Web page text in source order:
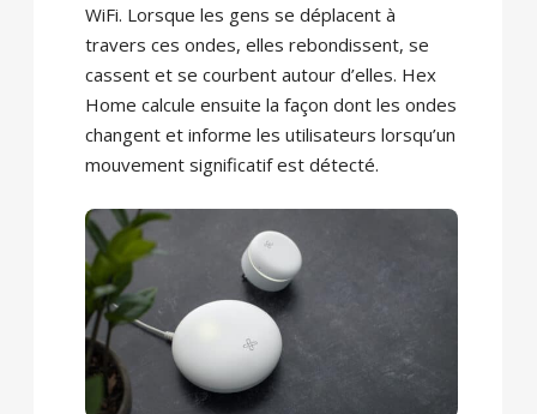
WiFi. Lorsque les gens se déplacent à
travers ces ondes, elles rebondissent, se
cassent et se courbent autour d’elles. Hex
Home calcule ensuite la façon dont les ondes
changent et informe les utilisateurs lorsqu’un
mouvement significatif est détecté.